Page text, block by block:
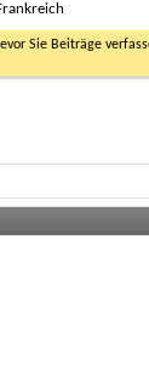
Sie Beiträge